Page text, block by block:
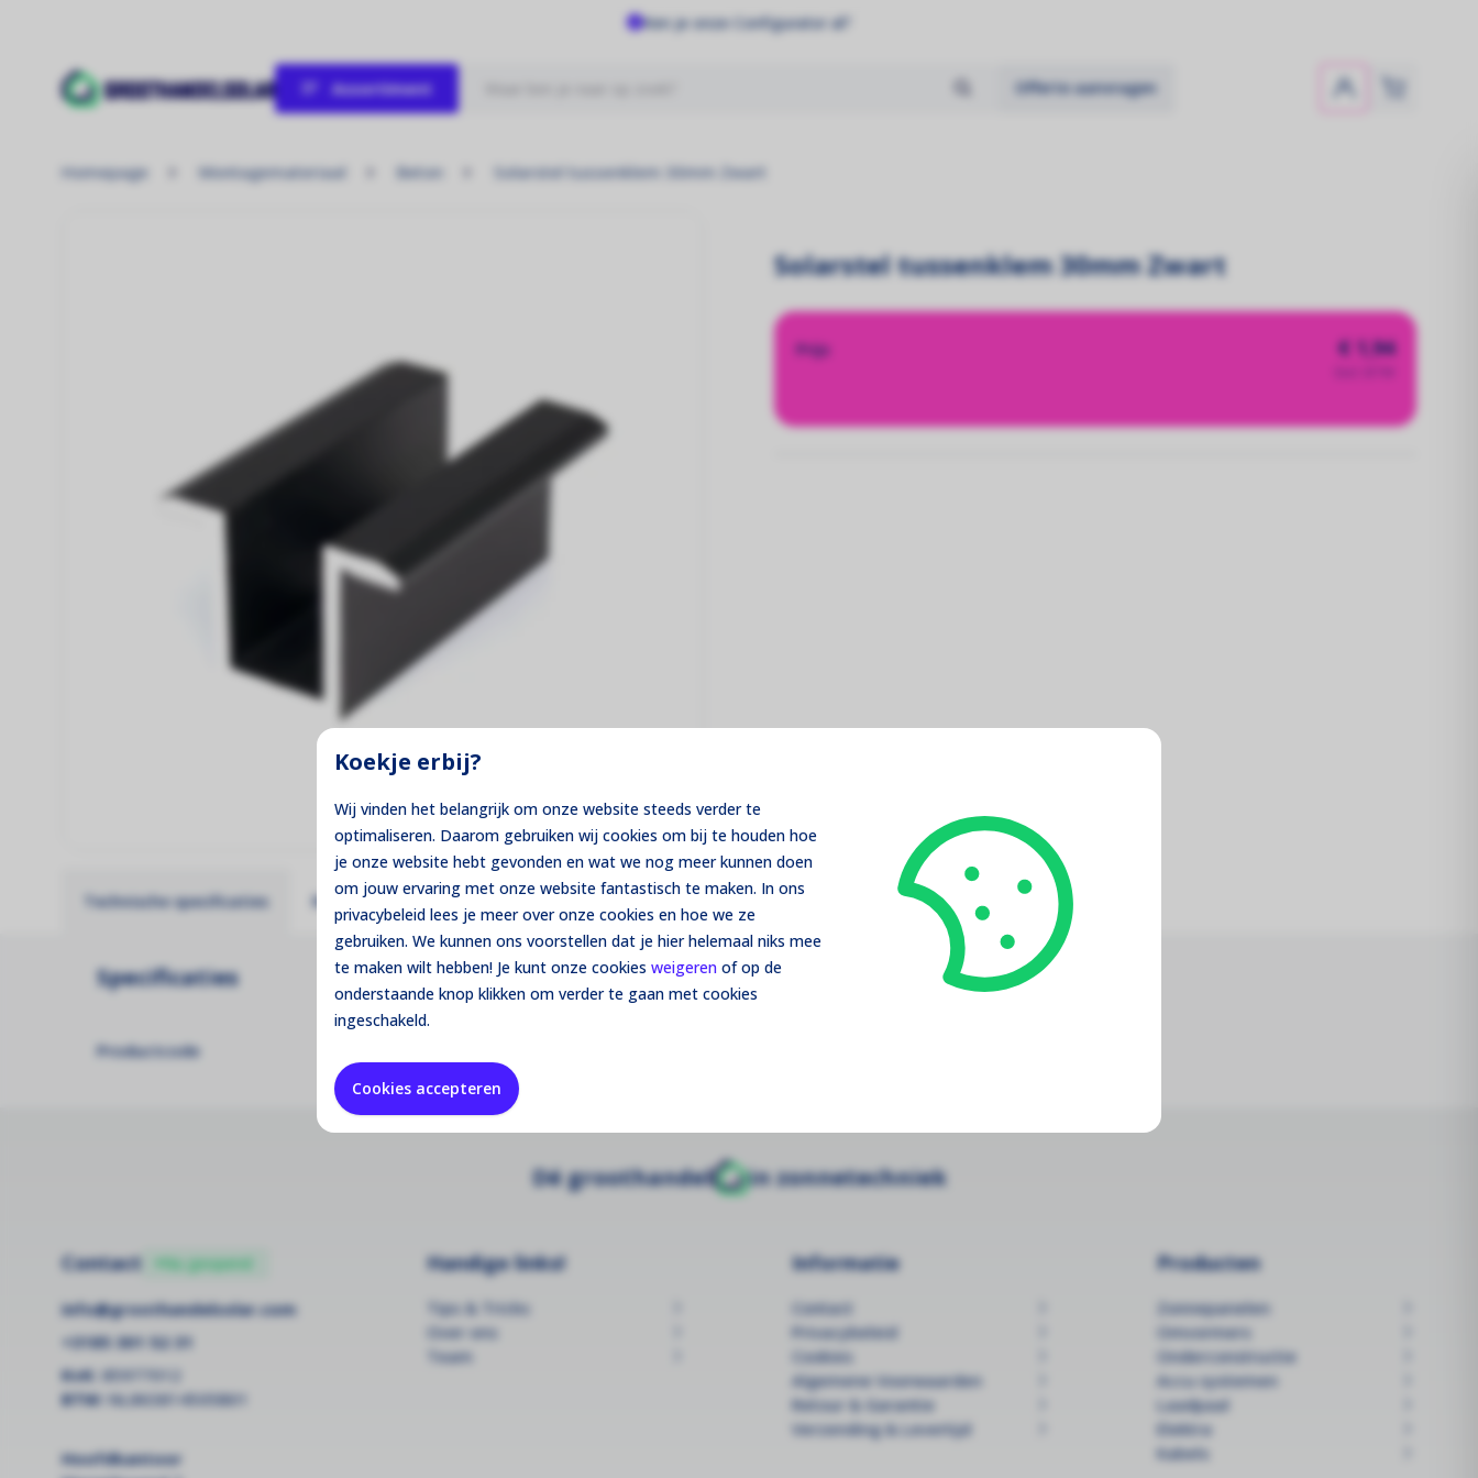
Koekje erbij?
Wij vinden het belangrijk om onze website steeds verder te
optimaliseren. Daarom gebruiken wij cookies om bij te houden hoe
je onze website hebt gevonden en wat we nog meer kunnen doen
om jouw ervaring met onze website fantastisch te maken. In ons
privacybeleid lees je meer over onze cookies en hoe we ze
gebruiken. We kunnen ons voorstellen dat je hier helemaal niks mee
te maken wilt hebben! Je kunt onze cookies weigeren of op de
onderstaande knop klikken om verder te gaan met cookies
ingeschakeld.
Cookies accepteren
Ken je onze Configurator al?
Assortiment Offerte aanvragen
Homepage Montagemateriaal Beton Solarstel tussenklem 30mm Zwart
Solarstel tussenklem 30mm Zwart
Prijs € 1,94
Technische specificaties Reviews Pakket samenstellen
Specificaties
Productcode
Dé groothandel in zonnetechniek
Contact •Nu geopend
info@groothandelsolar.com
+3185 301 52 31
KvK: 85977012
BTW: NL863814505B01
Hoofdkantoor
Handige links!
Tips & Tricks
Over ons
Team
Informatie
Contact
Privacybeleid
Cookies
Algemene Voorwaarden
Retour & Garantie
Verzending & Levertijd
Producten
Zonnepanelen
Omvormers
Onderconstructie
Accu systemen
Laadpaal
Elektra
Kabels